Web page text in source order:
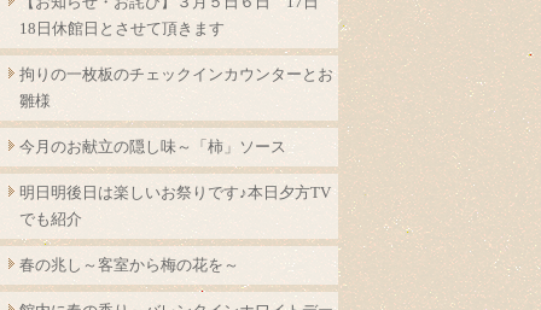
18日休館日とさせて頂きます
拘りの一枚板のチェックインカウンターとお
雛様
今月のお献立の隠し味～「柿」ソース
明日明後日は楽しいお祭りです♪本日夕方TV
でも紹介
春の兆し～客室から梅の花を～